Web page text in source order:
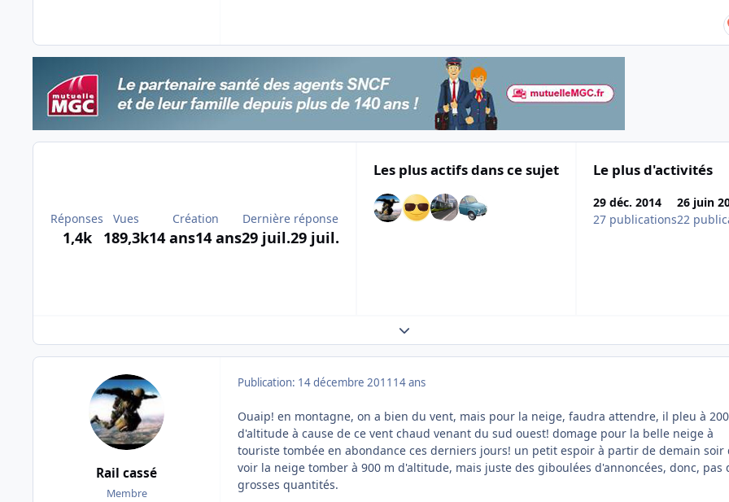
Réponses
1,4k
Vues
189,3k
Création
14 ans14 ans
Dernière réponse
29 juil.29 juil.
Les plus actifs dans ce sujet Le plus d'activités
29 déc. 2014
27 publications
26 juin
22
Expand topic overview
Rail cassé
Membre
Publication: 14 décembre 2011 14 ans
Ouaip! en montagne, on a bien du vent, mais pour la neige, faudra attendre, il pleu à
d'altitude à cause de ce vent chaud venant du sud ouest! domage pour la belle neige à
touriste tombée en abondance ces derniers jours! un petit espoir à partir de demain soir
voir la neige tomber à 900 m d'altitude, mais juste des giboulées d'annoncées, donc, pas
grosses quantités.